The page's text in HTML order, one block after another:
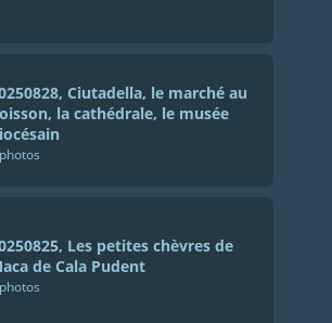
Ciutadella, le marché au
la cathédrale, le musée
Les petites chèvres de
de Cala Pudent